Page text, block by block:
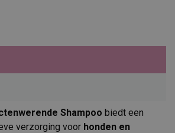
Shampoo biedt een
verzorging voor honden en